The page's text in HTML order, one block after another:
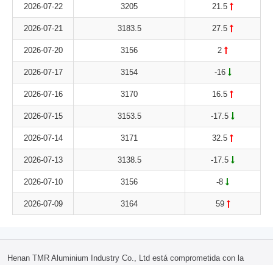
2026-07-22 3205 21.5
2026-07-21 3183.5 27.5
2026-07-20 3156 2
2026-07-17 3154 -16
2026-07-16 3170 16.5
2026-07-15 3153.5 -17.5
2026-07-14 3171 32.5
2026-07-13 3138.5 -17.5
2026-07-10 3156 -8
2026-07-09 3164 59
Henan TMR Aluminium Industry Co., Ltd está comprometida con la